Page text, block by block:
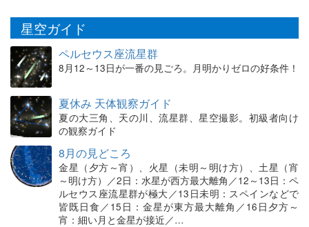
星空ガイド
ペルセウス座流星群
8月12～13日が一番の見ごろ。月明かりゼロの好条件！
夏休み 天体観察ガイド
夏の大三角、天の川、流星群、星空撮影。初級者向け
の観察ガイド
8月の見どころ
金星（夕方～宵）、火星（未明～明け方）、土星（宵
～明け方）／2日：水星が西方最大離角／12～13日：ペ
ルセウス座流星群が極大／13日未明：スペインなどで
皆既日食／15日：金星が東方最大離角／16日夕方～
宵：細い月と金星が接近／…